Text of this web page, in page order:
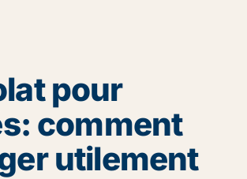
pour
comment
utilement